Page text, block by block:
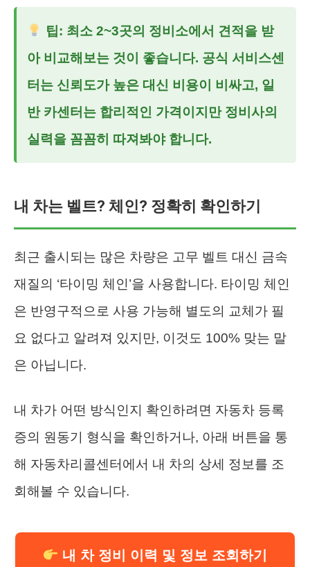
팁: 최소 2~3곳의 정비소에서 견적을 받
아 비교해보는 것이 좋습니다. 공식 서비스센
터는 신뢰도가 높은 대신 비용이 비싸고, 일
반 카센터는 합리적인 가격이지만 정비사의
실력을 꼼꼼히 따져봐야 합니다.
내 차는 벨트? 체인? 정확히 확인하기
최근 출시되는 많은 차량은 고무 벨트 대신 금속
재질의 ‘타이밍 체인’을 사용합니다. 타이밍 체인
은 반영구적으로 사용 가능해 별도의 교체가 필
요 없다고 알려져 있지만, 이것도 100% 맞는 말
은 아닙니다.
내 차가 어떤 방식인지 확인하려면 자동차 등록
증의 원동기 형식을 확인하거나, 아래 버튼을 통
해 자동차리콜센터에서 내 차의 상세 정보를 조
회해볼 수 있습니다.
내 차 정비 이력 및 정보 조회하기